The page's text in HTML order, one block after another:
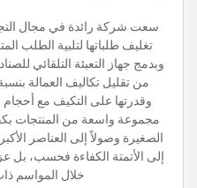
سعت شركة رائدة في مجال
تغليف طلباتها لتلبية الطلب
وبدمج جهاز التعبئة التلقائي
وقدرتها على التكيف مع أحجام
مجموعة واسعة من المنتجات
الصغيرة وصولاً إلى العناصر
إلى الأتمتة الكفاءة فحسب، بل
خلال المواسم